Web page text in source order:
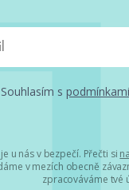
Souhlasím s
u nás v bezpečí. Přečti si
v mezích obecně
zpracováváme tvé